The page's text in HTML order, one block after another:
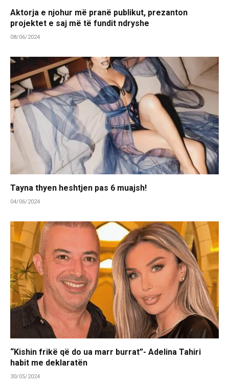
Aktorja e njohur më pranë publikut, prezanton
projektet e saj më të fundit ndryshe
08/06/2024
Tayna thyen heshtjen pas 6 muajsh!
04/06/2024
“Kishin frikë që do ua marr burrat”- Adelina Tahiri
habit me deklaratën
30/05/2024